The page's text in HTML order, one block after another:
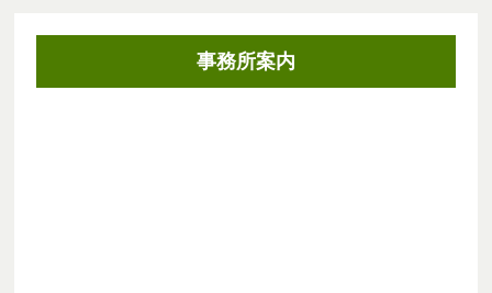
事務所案内